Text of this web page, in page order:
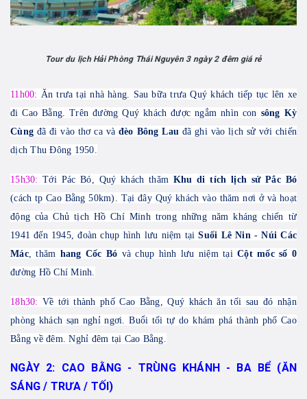
Tour du lịch Hải Phòng Thái Nguyên 3 ngày 2 đêm giá rẻ
11h00: Ăn trưa tại nhà hàng. Sau bữa trưa Quý khách tiếp tục lên xe
đi Cao Bằng. Trên đường Quý khách được ngắm nhìn con sông Kỳ
Cùng đã đi vào thơ ca và đèo Bông Lau đã ghi vào lịch sử với chiến
dịch Thu Đông 1950.
15h30: Tới Pác Bó, Quý kháchthăm Khu di tích lịch sử Pắc Bó
(cách tp Cao Bằng 50km). Tại đây Quý khách vào thăm nơi ở và hoạt
động của Chủ tịch Hồ Chí Minh trong những năm kháng chiến từ
1941 đến 1945, đoàn chụp hình lưu niệm tạiSuối Lê Nin - Núi Các
Mác, thăm hang Cốc Bó và chụp hình lưu niệm tại Cột mốc số 0
đường Hồ Chí Minh.
18h30: Về tới thành phố Cao Bằng, Quý khách ăn tối sau đó nhận
phòng khách sạn nghỉ ngơi. Buổi tối tự do khám phá thành phố Cao
Bằng về đêm. Nghỉ đêm tại Cao Bằng.
NGÀY 2: CAO BẰNG - TRÙNG KHÁNH - BA BỂ (ĂN
SÁNG / TRƯA / TỐI)